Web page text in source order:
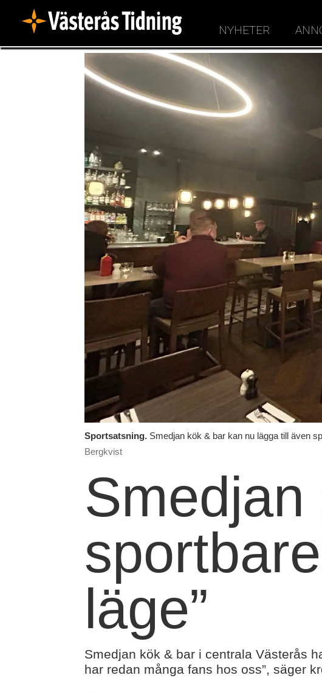
NYHETER
Sportsatsning. Smedjan kök & bar kan nu lägga till även
Bergkvist
Smedjan
läge”
Smedjan kök & bar i centrala Västerås
har redan många fans hos oss”, säger